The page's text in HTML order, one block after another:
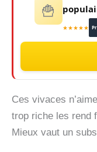
🍟
★★★★★
Ces vivaces
trop riche les rend
Mieux vaut un